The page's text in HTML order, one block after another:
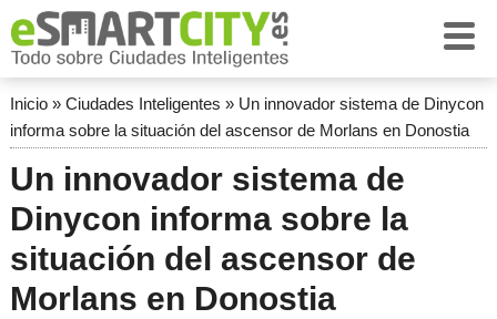
Inicio» Ciudades Inteligentes » Un innovador sistema de Dinycon
informa sobre la situación del ascensor de Morlans en Donostia
Un innovador sistema de
Dinycon informa sobre la
situación del ascensor de
Morlans en Donostia